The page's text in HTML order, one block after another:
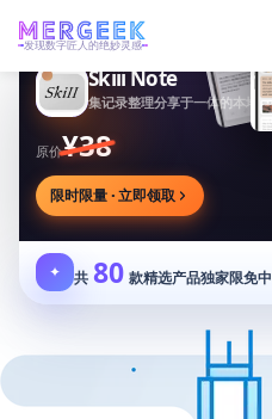
发现数字匠人的绝妙灵感
Skiii Note
集记录整理分享于一体的本地写作工作台
原价¥38
限时限量 · 立即领取
✦ 共 80 款精选产品独家限免中